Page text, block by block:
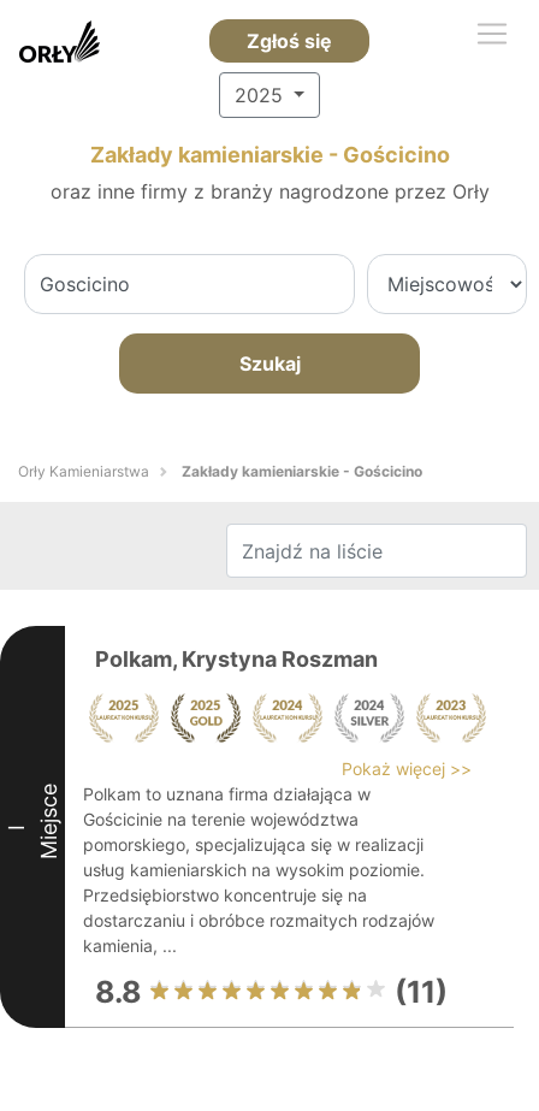
Zgłoś się
2025
Zakłady kamieniarskie - Gościcino
oraz inne firmy z branży nagrodzone przez Orły
Szukaj
Orły Kamieniarstwa Zakłady kamieniarskie - Gościcino
I Miejsce
Polkam, Krystyna Roszman
Pokaż więcej >>
Polkam to uznana firma działająca w
Gościcinie na terenie województwa
pomorskiego, specjalizująca się w realizacji
usług kamieniarskich na wysokim poziomie.
Przedsiębiorstwo koncentruje się na
dostarczaniu i obróbce rozmaitych rodzajów
kamienia, ...
8.8 (11)